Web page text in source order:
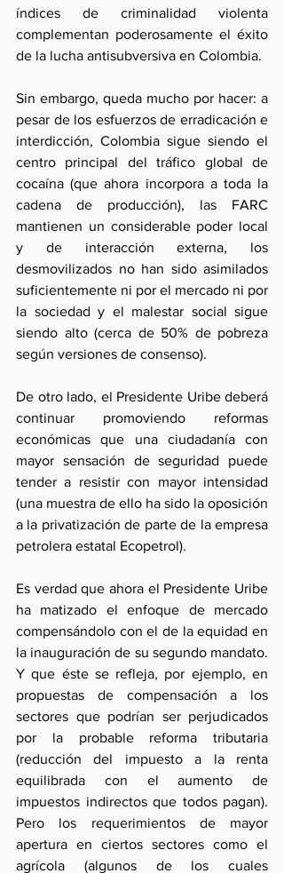
índices de criminalidad violenta
complementan poderosamente el éxito
de la lucha antisubversiva en Colombia.
Sin embargo, queda mucho por hacer: a
pesar de los esfuerzos de erradicación e
interdicción, Colombia sigue siendo el
centro principal del tráfico global de
cocaína (que ahora incorpora a toda la
cadena de producción), las FARC
mantienen un considerable poder local
y de interacción externa, los
desmovilizados no han sido asimilados
suficientemente ni por el mercado ni por
la sociedad y el malestar social sigue
siendo alto (cerca de 50% de pobreza
según versiones de consenso).
De otro lado, el Presidente Uribe deberá
continuar promoviendo reformas
económicas que una ciudadanía con
mayor sensación de seguridad puede
tender a resistir con mayor intensidad
(una muestra de ello ha sido la oposición
a la privatización de parte de la empresa
petrolera estatal Ecopetrol).
Es verdad que ahora el Presidente Uribe
ha matizado el enfoque de mercado
compensándolo con el de la equidad en
la inauguración de su segundo mandato.
Y que éste se refleja, por ejemplo, en
propuestas de compensación a los
sectores que podrían ser perjudicados
por la probable reforma tributaria
(reducción del impuesto a la renta
equilibrada con el aumento de
impuestos indirectos que todos pagan).
Pero los requerimientos de mayor
apertura en ciertos sectores como el
agrícola (algunos de los cuales